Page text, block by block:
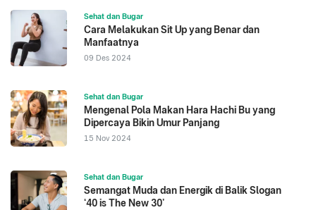
Sehat dan Bugar
Cara Melakukan Sit Up yang Benar dan
Manfaatnya
09 Des 2024
Sehat dan Bugar
Mengenal Pola Makan Hara Hachi Bu yang
Dipercaya Bikin Umur Panjang
15 Nov 2024
Sehat dan Bugar
Semangat Muda dan Energik di Balik Slogan
‘40 is The New 30’